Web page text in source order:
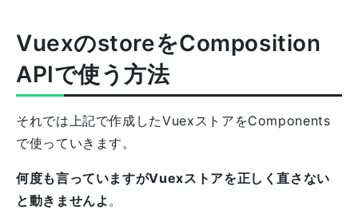
VuexのstoreをComposition
APIで使う方法
それでは上記で作成したVuexストアをComponents
で使っていきます。
何度も言っていますがVuexストアを正しく直さない
と動きませんよ。